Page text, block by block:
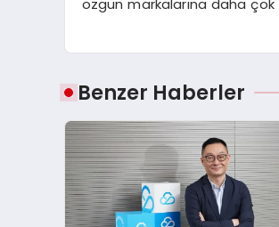
özgün markalarına daha
Benzer Haberler